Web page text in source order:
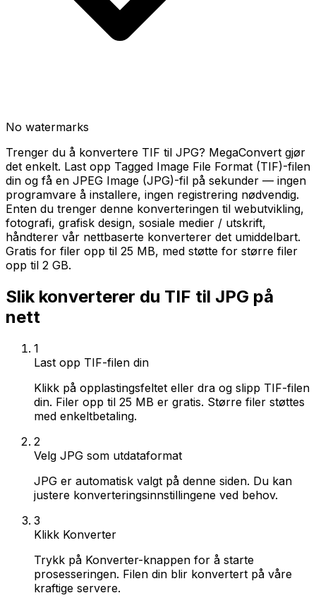
No watermarks
Trenger du å konvertere TIF til JPG? MegaConvert gjør
det enkelt. Last opp Tagged Image File Format (TIF)-filen
din og få en JPEG Image (JPG)-fil på sekunder — ingen
programvare å installere, ingen registrering nødvendig.
Enten du trenger denne konverteringen til webutvikling,
fotografi, grafisk design, sosiale medier / utskrift,
håndterer vår nettbaserte konverterer det umiddelbart.
Gratis for filer opp til 25 MB, med støtte for større filer
opp til 2 GB.
Slik konverterer du TIF til JPG på
nett
1
Last opp TIF-filen din
Klikk på opplastingsfeltet eller dra og slipp TIF-filen
din. Filer opp til 25 MB er gratis. Større filer støttes
med enkeltbetaling.
2
Velg JPG som utdataformat
JPG er automatisk valgt på denne siden. Du kan
justere konverteringsinnstillingene ved behov.
3
Klikk Konverter
Trykk på Konverter-knappen for å starte
prosesseringen. Filen din blir konvertert på våre
kraftige servere.